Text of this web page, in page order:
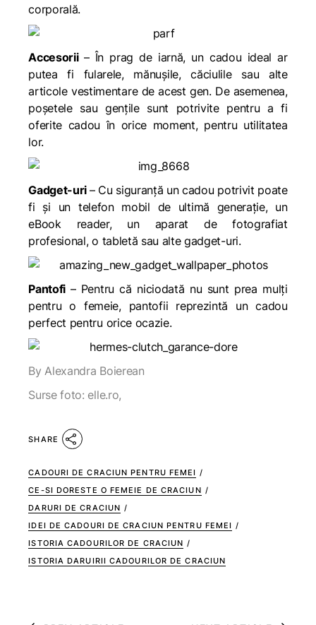
corporală.
Accesorii – În prag de iarnă, un cadou ideal ar
putea fi fularele, mănușile, căciulile sau alte
articole vestimentare de acest gen. De asemenea,
poșetele sau gențile sunt potrivite pentru a fi
oferite cadou în orice moment, pentru utilitatea
lor.
Gadget-uri – Cu siguranță un cadou potrivit poate
fi și un telefon mobil de ultimă generație, un
eBook reader, un aparat de fotografiat
profesional, o tabletă sau alte gadget-uri.
Pantofi – Pentru că niciodată nu sunt prea mulți
pentru o femeie, pantofii reprezintă un cadou
perfect pentru orice ocazie.
By Alexandra Boierean
Surse foto: elle.ro,
SHARE
CADOURI DE CRACIUN PENTRU FEMEI /
CE-SI DORESTE O FEMEIE DE CRACIUN /
DARURI DE CRACIUN /
IDEI DE CADOURI DE CRACIUN PENTRU FEMEI /
ISTORIA CADOURILOR DE CRACIUN /
ISTORIA DARUIRII CADOURILOR DE CRACIUN